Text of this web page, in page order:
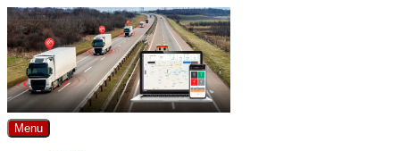
Skip
to
content
Menu